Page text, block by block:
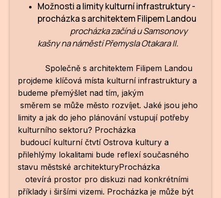
Možnosti a limity kulturní infrastruktury -
procházka s architektem Filipem Landou
procházka začíná u Samsonovy
kašny na náměstí Přemysla Otakara II.
Společně s architektem Filipem Landou
projdeme klíčová místa kulturní infrastruktury a
budeme přemýšlet nad tím, jakým
směrem se může město rozvíjet. Jaké jsou jeho
limity a jak do jeho plánování vstupují potřeby
kulturního sektoru? Procházka
budoucí kulturní čtvtí Ostrova kultury a
přilehlýmy lokalitami bude reflexí současného
stavu městské architekturyProcházka
otevírá prostor pro diskuzi nad konkrétními
příklady i širšími vizemi. Procházka je může být